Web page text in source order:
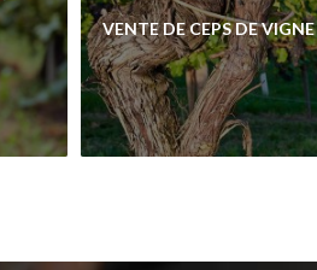
VENTE DE CEPS DE VIGNE